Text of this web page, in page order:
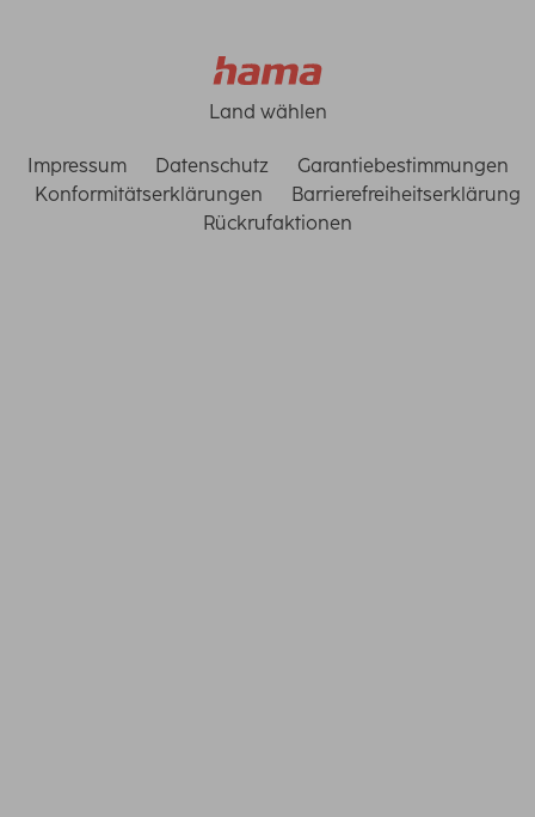
Land wählen
Impressum Datenschutz
Garantiebestimmungen
Konformitätserklärungen
Barrierefreiheitserklärung
Rückrufaktionen